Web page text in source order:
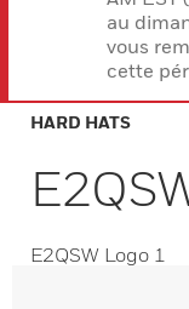
au
vous
cette
HARD HATS
E2QSW Logo 1